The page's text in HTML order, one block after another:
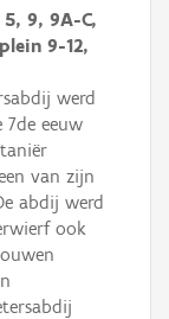
9, 9A-C,
9-12,
werd
eeuw
van zijn
abdij werd
ook